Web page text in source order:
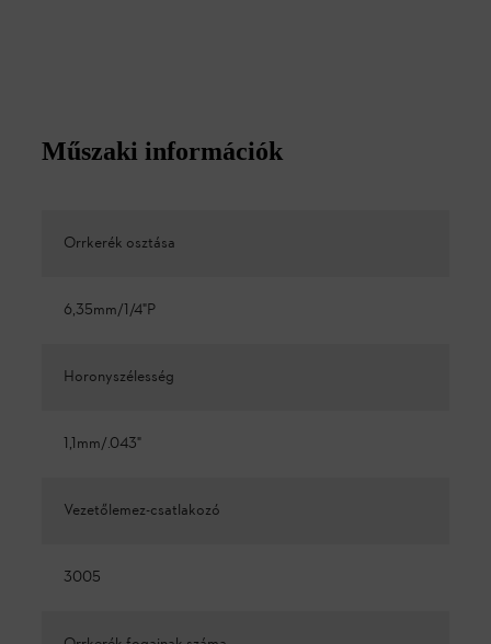
Műszaki információk
Orrkerék osztása
6,35mm/1/4"P
Horonyszélesség
1,1mm/.043"
Vezetőlemez-csatlakozó
3005